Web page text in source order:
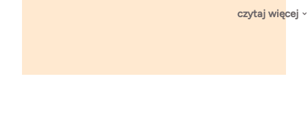
czytaj więcej